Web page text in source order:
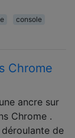
console
Chrome
ancre sur
Chrome .
de